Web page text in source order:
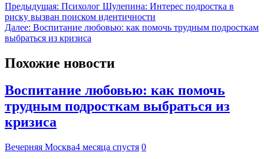
Предыдущая: Психолог Шулепина: Интерес подростка в
риску вызван поиском идентичности
Далее: Воспитание любовью: как помочь трудным подросткам
выбраться из кризиса
Похожие новости
Воспитание любовью: как помочь
трудным подросткам выбраться из
кризиса
Вечерняя Москва4 месяца спустя 0